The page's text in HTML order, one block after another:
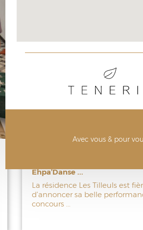
Avec vous & pour
Ehpa’Danse ...
La résidence Les Tilleuls est
d’annoncer sa belle
concours ...